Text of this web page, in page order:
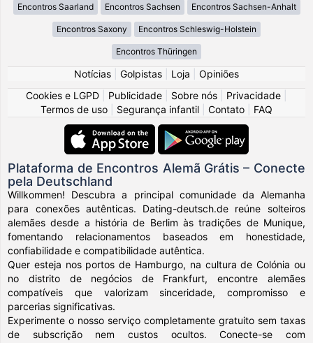
Encontros Saarland Encontros Sachsen Encontros Sachsen-Anhalt
Encontros Saxony Encontros Schleswig-Holstein
Encontros Thüringen
Notícias Golpistas Loja
Opiniões
Cookies e LGPD
Publicidade Sobre nós Privacidade
Termos de uso
Segurança infantil Contato FAQ
Plataforma de Encontros Alemã Grátis – Conecte
pela Deutschland
Willkommen! Descubra a principal comunidade da Alemanha
para conexões autênticas. Dating-deutsch.de reúne solteiros
alemães desde a história de Berlim às tradições de Munique,
fomentando relacionamentos baseados em honestidade,
confiabilidade e compatibilidade autêntica.
Quer esteja nos portos de Hamburgo, na cultura de Colónia ou
no distrito de negócios de Frankfurt, encontre alemães
compatíveis que valorizam sinceridade, compromisso e
parcerias significativas.
Experimente o nosso serviço completamente gratuito sem taxas
de subscrição nem custos ocultos. Conecte-se com